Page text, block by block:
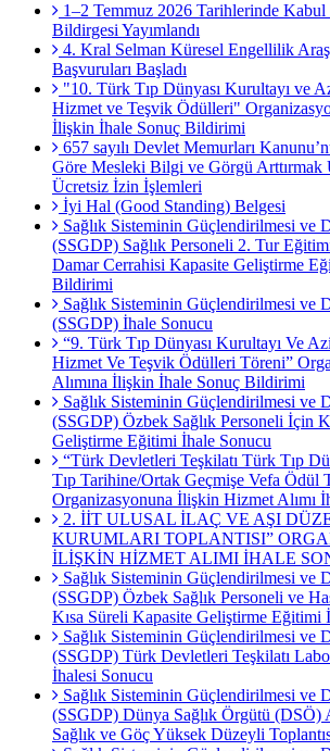
1–2 Temmuz 2026 Tarihlerinde
Bildirgesi Yayımlandı
4. Kral Selman Küresel Engellilik
Başvuruları Başladı
"10. Türk Tıp Dünyası Kurultayı ve
Hizmet ve Teşvik Ödülleri"
İlişkin İhale Sonuç Bildirimi
657 sayılı Devlet Memurları
Göre Mesleki Bilgi ve Görgü Arttırmak
Ücretsiz İzin İşlemleri
İyi Hal (Good Standing) Belgesi
Sağlık Sisteminin Güçlendirilmesi ve
(SSGDP) Sağlık Personeli 2. Tur
Damar Cerrahisi Kapasite Geliştirme
Bildirimi
Sağlık Sisteminin Güçlendirilmesi ve
(SSGDP) İhale Sonucu
“9. Türk Tıp Dünyası Kurultayı Ve
Hizmet Ve Teşvik Ödülleri Töreni”
Alımına İlişkin İhale Sonuç Bildirimi
Sağlık Sisteminin Güçlendirilmesi ve
(SSGDP) Özbek Sağlık Personeli İçin
Geliştirme Eğitimi İhale Sonucu
“Türk Devletleri Teşkilatı Türk Tıp
Tıp Tarihine/Ortak Geçmişe Vefa Ödül
Organizasyonuna İlişkin Hizmet Alımı
2. İİT ULUSAL İLAÇ VE AŞI
KURUMLARI TOPLANTISI”
İLİŞKİN HİZMET ALIMI İHALE
Sağlık Sisteminin Güçlendirilmesi ve
(SSGDP) Özbek Sağlık Personeli ve
Kısa Süreli Kapasite Geliştirme Eğitimi
Sağlık Sisteminin Güçlendirilmesi ve
(SSGDP) Türk Devletleri Teşkilatı
İhalesi Sonucu
Sağlık Sisteminin Güçlendirilmesi ve
(SSGDP) Dünya Sağlık Örgütü (DSÖ)
Sağlık ve Göç Yüksek Düzeyli